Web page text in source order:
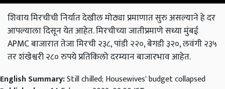
शिवाय मिरचीची निर्यात देखील मोठ्या प्रमाणात सुरु असल्याने हे दर
आपल्याला दिसून येत आहेत. मिरचीच्या जातीप्रमाणे सध्या मुंबई
APMC बाजारात तेजा मिरची २३८, पांडी २२०, बेगडी ३२०, लवंगी २३५
तर शंखेश्वरी २८० रुपये प्रतिकिलो दरम्यान बाजारभाव आहेत.
Published on:14 February 2022, 02:00 IST